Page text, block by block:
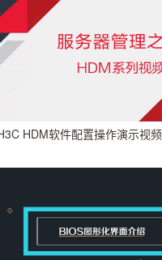
HDM软件配置操作演示视